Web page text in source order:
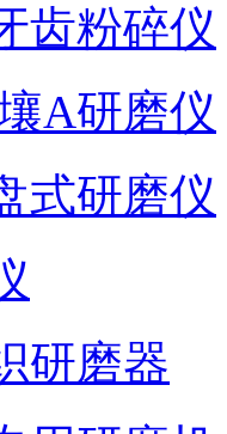
齿粉碎仪
A研磨仪
式研磨仪
研磨器